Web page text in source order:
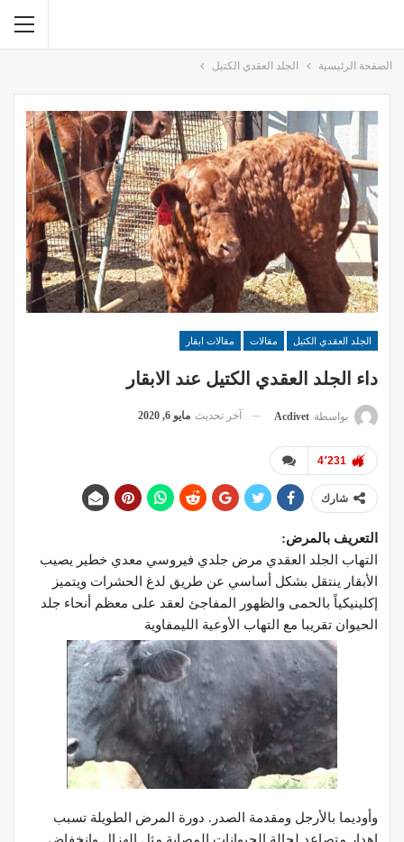
الصفحة الرئيسية الجلد العقدي الكتيل
الجلد العقدي الكتيل مقالات مقالات ابقار
داء الجلد العقدي الكتيل عند الابقار
بواسطة Acdivet آخر تحديث مايو 6, 2020
4٬231
شارك
التعريف بالمرض:
التهاب الجلد العقدي مرض جلدي فيروسي معدي خطير يصيب
الأبقار ينتقل بشكل أساسي عن طريق لدغ الحشرات ويتميز
إكلينيكياً بالحمى والظهور المفاجئ لعقد على معظم أنحاء جلد
الحيوان تقريبا مع التهاب الأوعية الليمفاوية
وأوديما بالأرجل ومقدمة الصدر. دورة المرض الطويلة تسبب